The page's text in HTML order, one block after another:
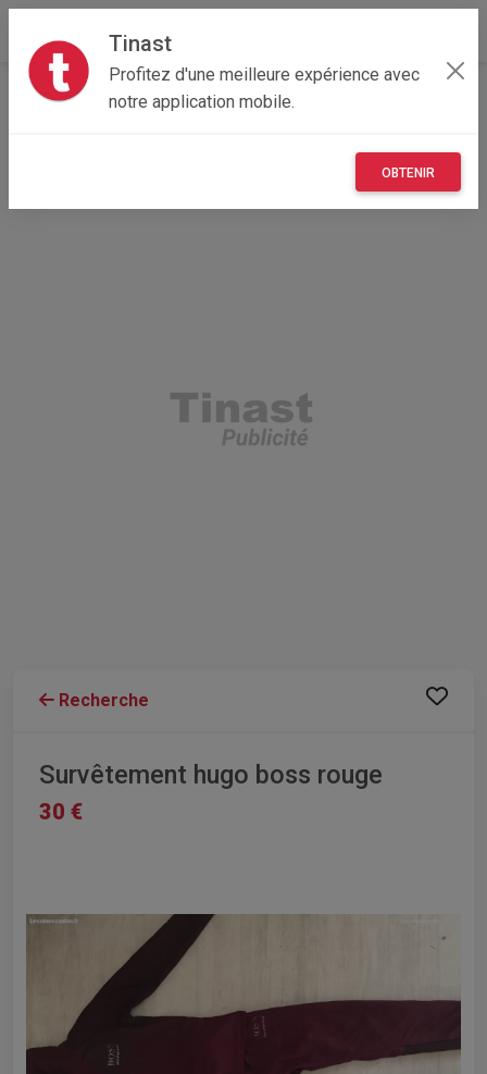
Tinast
Profitez d'une meilleure expérience avec
notre application mobile.
OBTENIR
Accueil
Vêtements et objets personnels
survêtement Hugo boss rouge
Recherche
Survêtement hugo boss rouge
30 €